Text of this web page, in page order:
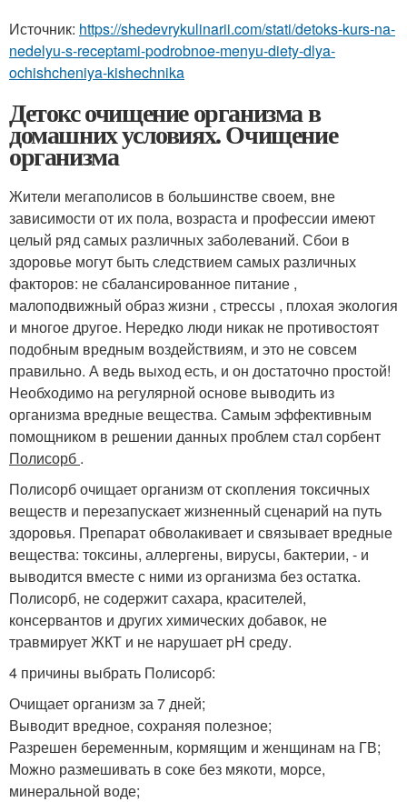
Источник: https://shedevrykulinarii.com/stati/detoks-kurs-na-
nedelyu-s-receptami-podrobnoe-menyu-diety-dlya-
ochishcheniya-kishechnika
Детокс очищение организма в
домашних условиях. Очищение
организма
Жители мегаполисов в большинстве своем, вне
зависимости от их пола, возраста и профессии имеют
целый ряд самых различных заболеваний. Сбои в
здоровье могут быть следствием самых различных
факторов: не сбалансированное питание ,
малоподвижный образ жизни , стрессы , плохая экология
и многое другое. Нередко люди никак не противостоят
подобным вредным воздействиям, и это не совсем
правильно. А ведь выход есть, и он достаточно простой!
Необходимо на регулярной основе выводить из
организма вредные вещества. Самым эффективным
помощником в решении данных проблем стал сорбент
Полисорб .
Полисорб очищает организм от скопления токсичных
веществ и перезапускает жизненный сценарий на путь
здоровья. Препарат обволакивает и связывает вредные
вещества: токсины, аллергены, вирусы, бактерии, - и
выводится вместе с ними из организма без остатка.
Полисорб, не содержит сахара, красителей,
консервантов и других химических добавок, не
травмирует ЖКТ и не нарушает pH среду.
4 причины выбрать Полисорб:
Очищает организм за 7 дней;
Выводит вредное, сохраняя полезное;
Разрешен беременным, кормящим и женщинам на ГВ;
Можно размешивать в соке без мякоти, морсе,
минеральной воде;